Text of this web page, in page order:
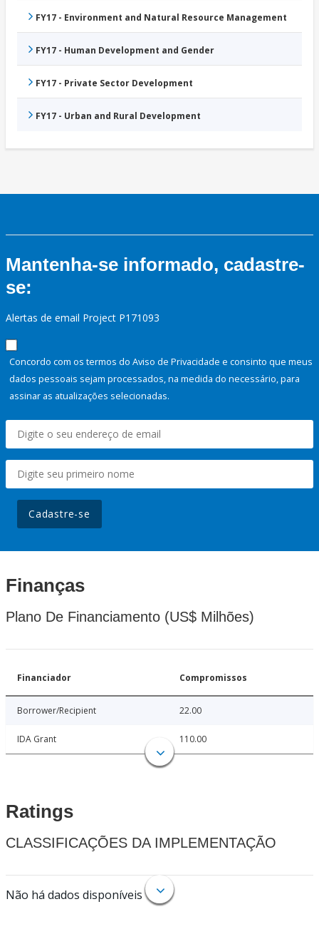
FY17 - Environment and Natural Resource Management
FY17 - Human Development and Gender
FY17 - Private Sector Development
FY17 - Urban and Rural Development
Mantenha-se informado, cadastre-
se:
Alertas de email Project P171093
Concordo com os termos do Aviso de Privacidade e consinto que meus
dados pessoais sejam processados, na medida do necessário, para
assinar as atualizações selecionadas.
Cadastre-se
Finanças
Plano De Financiamento (US$ Milhões)
Financiador Compromissos
Borrower/Recipient 22.00
IDA Grant 110.00
Ratings
CLASSIFICAÇÕES DA IMPLEMENTAÇÃO
Não há dados disponíveis